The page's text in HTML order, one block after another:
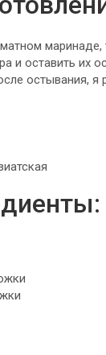
маринаде,
и оставить их
остывания,